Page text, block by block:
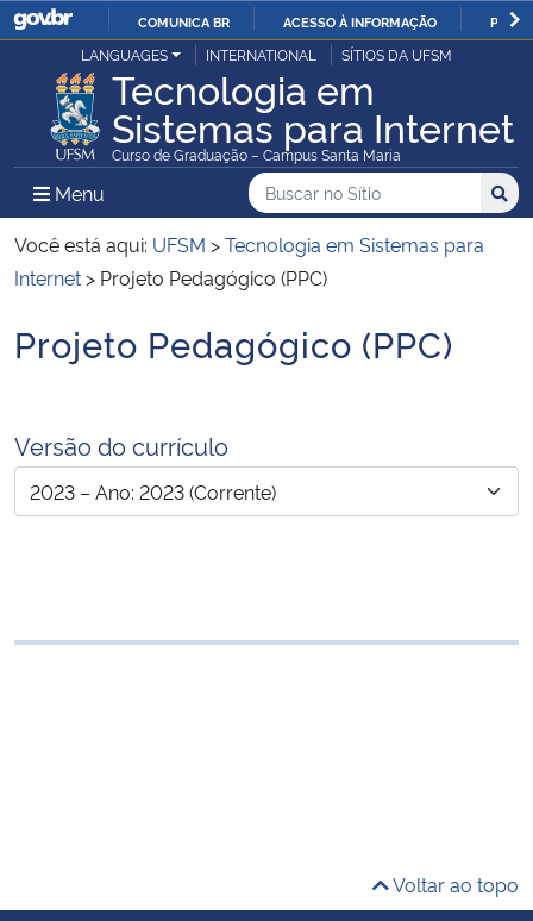
IR
PARA
O
CONTEÚDO
COMUNICA BR ACESSO À INFORMAÇÃO
Ministério da Justiça e Segurança Pública
Ministério da Defesa
Ministério das Relações Exteriores
Ministério da Infraestrutura
Ministério da Educação
LANGUAGES INTERNATIONAL SÍTIOS DA UFSM
Tecnologia em
Sistemas para Internet
Curso de Graduação – Campus Santa Maria
Menu Menu Principal do Sítio
Busca
Buscar no no Sítio
Busca:
Você está aqui: UFSM >Tecnologia em Sistemas para
Internet > Projeto Pedagógico (PPC)
Início do conteúdo
Projeto Pedagógico (PPC)
Versão do currículo
Voltar ao topo